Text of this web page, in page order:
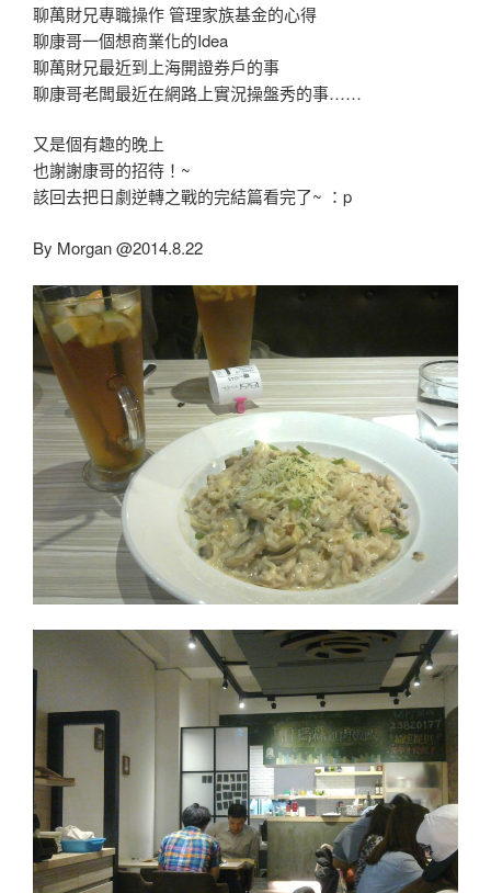
聊萬財兄專職操作 管理家族基金的心得
聊康哥一個想商業化的Idea
聊萬財兄最近到上海開證券戶的事
聊康哥老闆最近在網路上實況操盤秀的事……
又是個有趣的晚上
也謝謝康哥的招待！~
該回去把日劇逆轉之戰的完結篇看完了~ ：p
By Morgan @2014.8.22